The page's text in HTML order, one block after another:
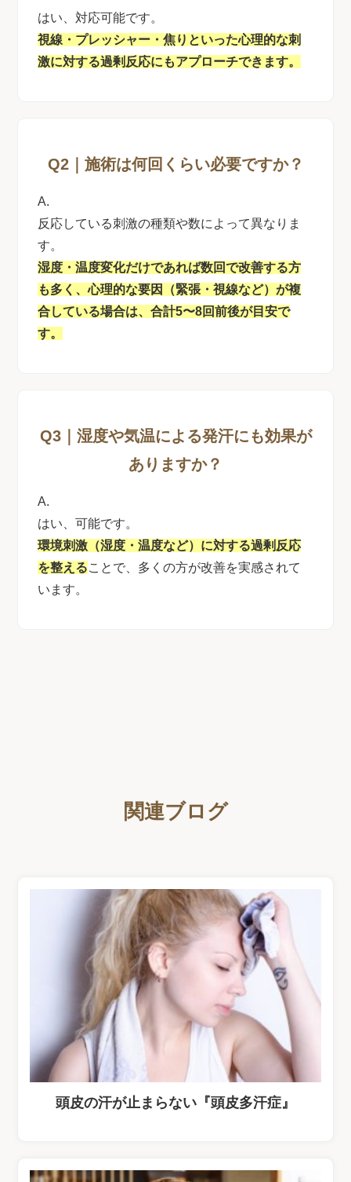
はい、対応可能です。
視線・プレッシャー・焦りといった心理的な刺
激に対する過剰反応にもアプローチできます。
Q2｜施術は何回くらい必要ですか？
A.
反応している刺激の種類や数によって異なりま
す。
湿度・温度変化だけであれば数回で改善する方
も多く、心理的な要因（緊張・視線など）が複
合している場合は、合計5〜8回前後が目安で
す。
Q3｜湿度や気温による発汗にも効果が
ありますか？
A.
はい、可能です。
環境刺激（湿度・温度など）に対する過剰反応
を整えることで、多くの方が改善を実感されて
います。
関連ブログ
頭皮の汗が止まらない『頭皮多汗症』